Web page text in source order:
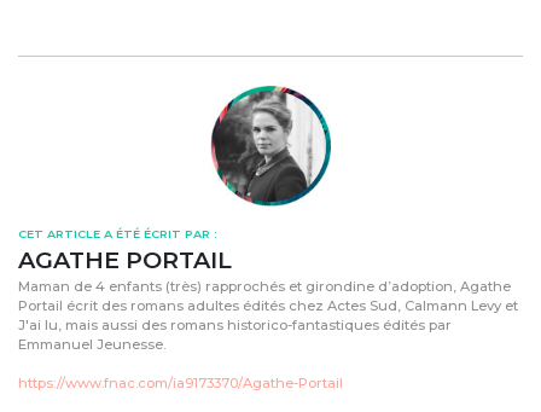
CET ARTICLE A ÉTÉ ÉCRIT PAR :
AGATHE PORTAIL
Maman de 4 enfants (très) rapprochés et girondine d’adoption, Agathe
Portail écrit des romans adultes édités chez Actes Sud, Calmann Levy et
J'ai lu, mais aussi des romans historico-fantastiques édités par
Emmanuel Jeunesse.
https://www.fnac.com/ia9173370/Agathe-Portail